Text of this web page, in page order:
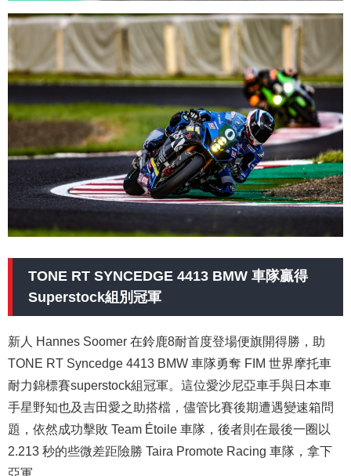
TONE RT SYNCEDGE 4413 BMW 車隊贏得
Superstock組別冠軍
新人 Hannes Soomer 在鈴鹿8耐首度登場便旗開得勝，助
TONE RT Syncedge 4413 BMW 車隊勇奪 FIM 世界摩托車
耐力錦標賽superstock組冠軍。這位愛沙尼亞車手與日本車
手星野知也及吉田愛之助搭檔，儘管比賽後期遭遇變速箱問
題，依然成功擊敗 Team Étoile 車隊，後者則在最後一圈以
2.213 秒的些微差距險勝 Taira Promote Racing 車隊，拿下
亞軍。